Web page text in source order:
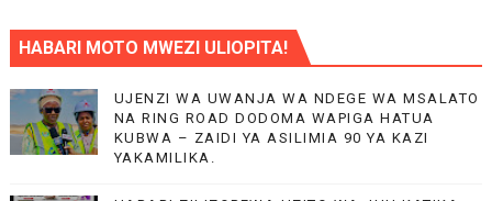
HABARI MOTO MWEZI ULIOPITA!
UJENZI WA UWANJA WA NDEGE WA MSALATO
NA RING ROAD DODOMA WAPIGA HATUA
KUBWA – ZAIDI YA ASILIMIA 90 YA KAZI
YAKAMILIKA.